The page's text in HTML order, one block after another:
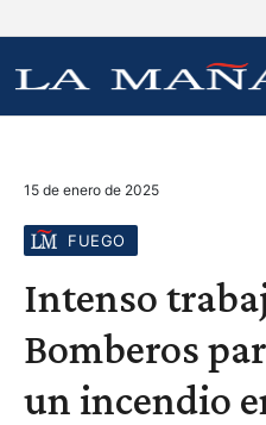
15 de enero de 2025
FUEGO
Intenso
Bomberos
un incendio